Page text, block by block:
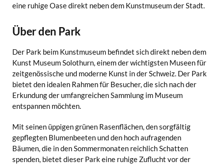
eine ruhige Oase direkt neben dem Kunstmuseum der Stadt.
Über den Park
Der Park beim Kunstmuseum befindet sich direkt neben dem
Kunst Museum Solothurn, einem der wichtigsten Museen für
zeitgenössische und moderne Kunst in der Schweiz. Der Park
bietet den idealen Rahmen für Besucher, die sich nach der
Erkundung der umfangreichen Sammlung im Museum
entspannen möchten.
Mit seinen üppigen grünen Rasenflächen, den sorgfältig
gepflegten Blumenbeeten und den hoch aufragenden
Bäumen, die in den Sommermonaten reichlich Schatten
spenden, bietet dieser Park eine ruhige Zuflucht vor der